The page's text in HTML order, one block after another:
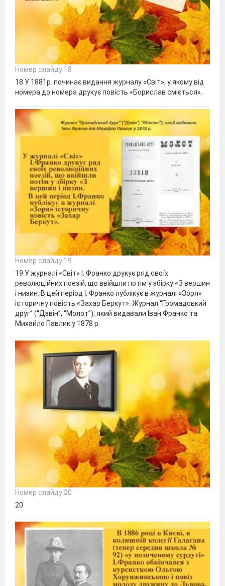
Номер слайду 18
18 У 1881р. починає видання журналу «Світ», у якому від
номера до номера друкує повість «Борислав сміється».
Номер слайду 19
19 У журналі «Світ» І. Франко друкує ряд своїх
революційних поезій, що ввійшли потім у збірку «З вершин
і низин. B цей період І. Франко публікує в журналі «Зоря»
історичну повість «Захар Беркут». Журнал “Громадський
друг” (“Дзвін”, “Молот”), який видавали Іван Франко та
Михайло Павлик у 1878 р.
Номер слайду 20
20